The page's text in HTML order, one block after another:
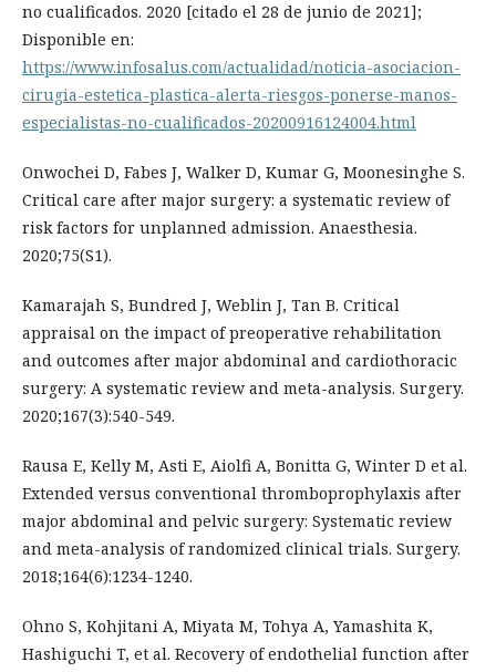
no cualificados. 2020 [citado el 28 de junio de 2021];
Disponible en:
https://www.infosalus.com/actualidad/noticia-asociacion-
cirugia-estetica-plastica-alerta-riesgos-ponerse-manos-
especialistas-no-cualificados-20200916124004.html
Onwochei D, Fabes J, Walker D, Kumar G, Moonesinghe S.
Critical care after major surgery: a systematic review of
risk factors for unplanned admission. Anaesthesia.
2020;75(S1).
Kamarajah S, Bundred J, Weblin J, Tan B. Critical
appraisal on the impact of preoperative rehabilitation
and outcomes after major abdominal and cardiothoracic
surgery: A systematic review and meta-analysis. Surgery.
2020;167(3):540-549.
Rausa E, Kelly M, Asti E, Aiolfi A, Bonitta G, Winter D et al.
Extended versus conventional thromboprophylaxis after
major abdominal and pelvic surgery: Systematic review
and meta-analysis of randomized clinical trials. Surgery.
2018;164(6):1234-1240.
Ohno S, Kohjitani A, Miyata M, Tohya A, Yamashita K,
Hashiguchi T, et al. Recovery of endothelial function after